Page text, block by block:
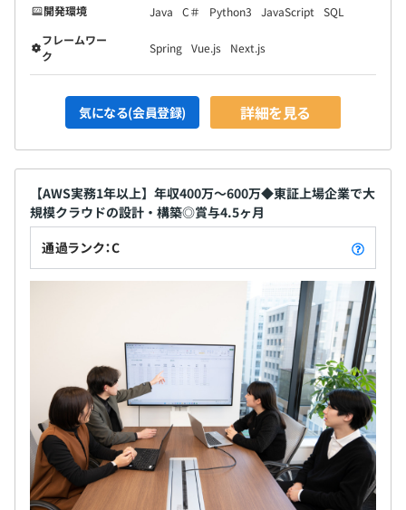
開発環境
Java C＃ Python3 JavaScript
SQL
フレームワー
ク
Spring Vue.js Next.js
気になる(会員登録) 詳細を見る
【AWS実務1年以上】年収400万〜600万◆東証上場企業で大
規模クラウドの設計・構築◎賞与4.5ヶ月
通過ランク：C